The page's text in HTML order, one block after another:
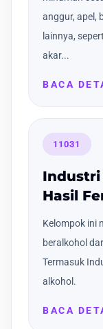
anggur, apel,
lainnya,
akar...
BACA
11031
Industri
Hasil
Kelompok ini
beralkohol
Termasuk
alkohol.
BACA